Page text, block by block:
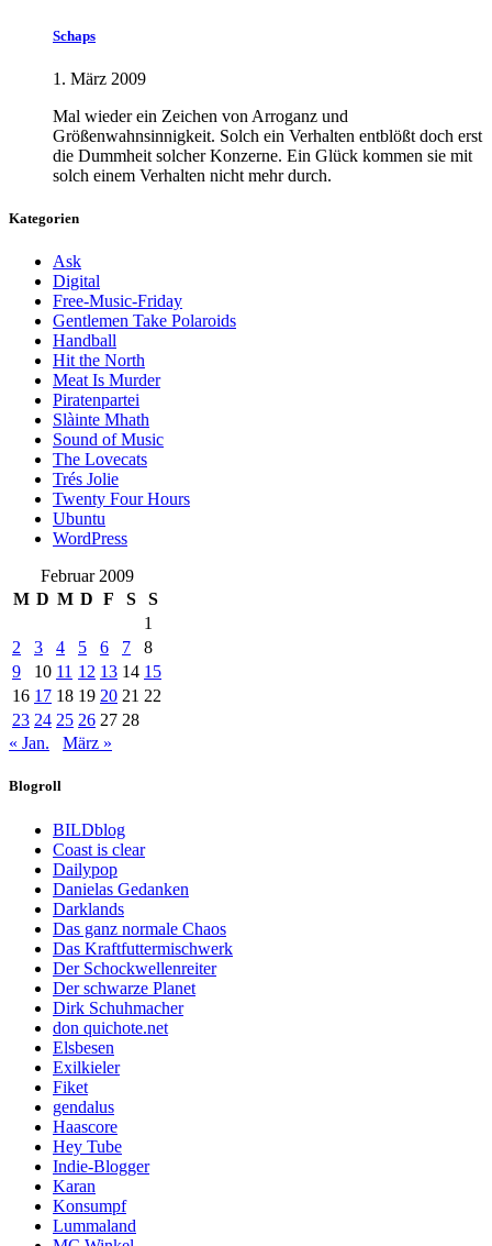
Schaps
1. März 2009
Mal wieder ein Zeichen von Arroganz und
Größenwahnsinnigkeit. Solch ein Verhalten entblößt doch erst
die Dummheit solcher Konzerne. Ein Glück kommen sie mit
solch einem Verhalten nicht mehr durch.
Kategorien
Ask
Digital
Free-Music-Friday
Gentlemen Take Polaroids
Handball
Hit the North
Meat Is Murder
Piratenpartei
Slàinte Mhath
Sound of Music
The Lovecats
Trés Jolie
Twenty Four Hours
Ubuntu
WordPress
Februar 2009
M D M D F S
S
1
2
3 4 5 6 7
8
9
10 11 12 13 14 15
16 17 18 19 20 21 22
23 24 25 26 27 28
« Jan.
März »
Blogroll
BILDblog
Coast is clear
Dailypop
Danielas Gedanken
Darklands
Das ganz normale Chaos
Das Kraftfuttermischwerk
Der Schockwellenreiter
Der schwarze Planet
Dirk Schuhmacher
don quichote.net
Elsbesen
Exilkieler
Fiket
gendalus
Haascore
Hey Tube
Indie-Blogger
Karan
Konsumpf
Lummaland